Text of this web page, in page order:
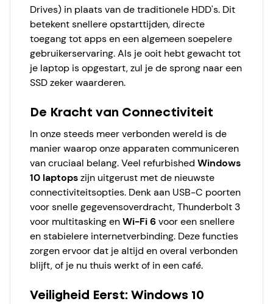
Drives) in plaats van de traditionele HDD's. Dit
betekent snellere opstarttijden, directe
toegang tot apps en een algemeen soepelere
gebruikerservaring. Als je ooit hebt gewacht tot
je laptop is opgestart, zul je de sprong naar een
SSD zeker waarderen.
De Kracht van Connectiviteit
In onze steeds meer verbonden wereld is de
manier waarop onze apparaten communiceren
van cruciaal belang. Veel refurbished Windows
10 laptopszijn uitgerust met de nieuwste
connectiviteitsopties. Denk aan USB-C poorten
voor snelle gegevensoverdracht, Thunderbolt 3
voor multitasking enWi-Fi 6voor een snellere
en stabielere internetverbinding. Deze functies
zorgen ervoor dat je altijd en overal verbonden
blijft, of je nu thuis werkt of in een café.
Veiligheid Eerst: Windows 10